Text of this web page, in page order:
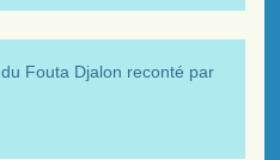
Fouta Djalon reconté par